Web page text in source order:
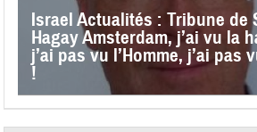
Israel Actualités : Tribune de
Hagay Amsterdam, j’ai vu la
j’ai pas vu l’Homme, j’ai pas
!